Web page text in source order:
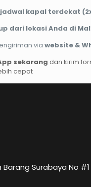
jadwal kapal terdekat
dari lokasi Anda di
via website &
sekarang dan kirim
cepat
Surabaya No #1